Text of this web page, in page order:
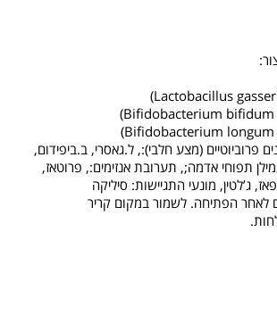
פרוביוטיים (מצע חלבי):, ל.גאסרי, ב.ביפידום,
תפוחי אדמה;, תערובת אנזימים:, פרוטאז,
ג’לטין, מונעי התגיישות: סיליקה
לאחר הפתיחה. לשמור במקום קריר